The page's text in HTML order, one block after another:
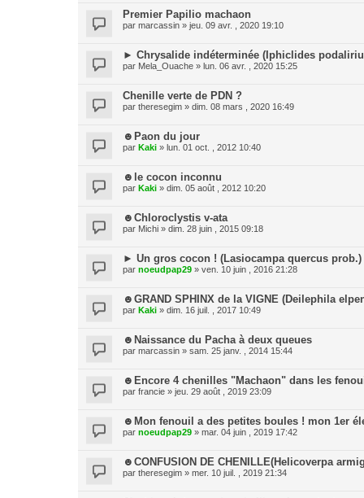
Premier Papilio machaon
par marcassin » jeu. 09 avr. , 2020 19:10
► Chrysalide indéterminée (Iphiclides
par Mela_Ouache » lun. 06 avr. , 2020 15:25
Chenille verte de PDN ?
par theresegim » dim. 08 mars , 2020 16:49
☻Paon du jour
par Kaki » lun. 01 oct. , 2012 10:40
☻le cocon inconnu
par Kaki » dim. 05 août , 2012 10:20
☻Chloroclystis v-ata
par Michi » dim. 28 juin , 2015 09:18
► Un gros cocon ! (Lasiocampa quercus prob.)
par noeudpap29 » ven. 10 juin , 2016 21:28
☻GRAND SPHINX de la VIGNE (Deilephila
par Kaki » dim. 16 juil. , 2017 10:49
☻Naissance du Pacha à deux queues
par marcassin » sam. 25 janv. , 2014 15:44
☻Encore 4 chenilles "Machaon" dans les
par francie » jeu. 29 août , 2019 23:09
☻Mon fenouil a des petites boules ! mon 1er
par noeudpap29 » mar. 04 juin , 2019 17:42
☻CONFUSION DE CHENILLE(Helicoverpa
par theresegim » mer. 10 juil. , 2019 21:34